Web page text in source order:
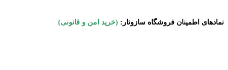
نمادهای اطمینان فروشگاه سازوتار: (خرید امن و قانونی)